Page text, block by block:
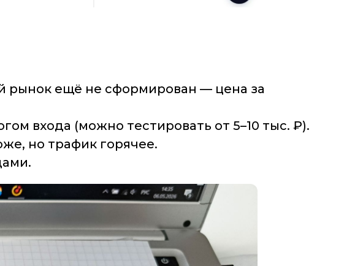
рынок ещё не сформирован — цена за
входа (можно тестировать от 5–10 тыс. ₽).
но трафик горячее.